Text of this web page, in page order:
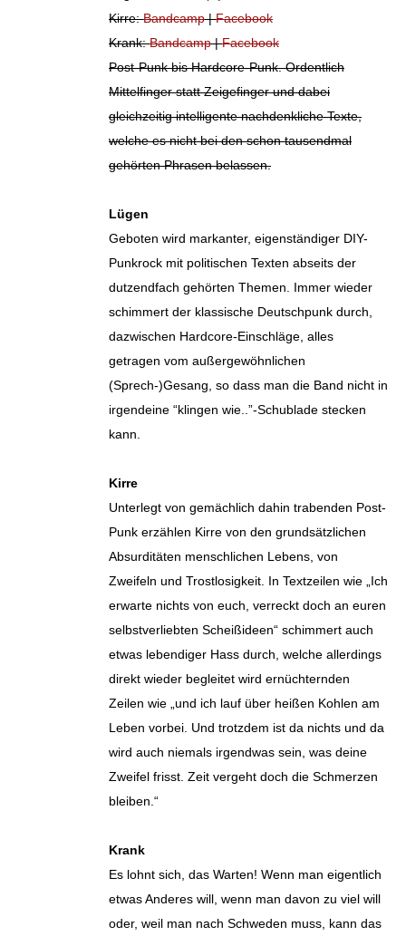
Kirre:Bandcamp|Facebook
Krank:Bandcamp|Facebook
Post-Punk bis Hardcore-Punk. Ordentlich
Mittelfinger statt Zeigefinger und dabei
gleichzeitig intelligente nachdenkliche Texte,
welche es nicht bei den schon tausendmal
gehörten Phrasen belassen.
Lügen
Geboten wird markanter, eigenständiger DIY-
Punkrock mit politischen Texten abseits der
dutzendfach gehörten Themen. Immer wieder
schimmert der klassische Deutschpunk durch,
dazwischen Hardcore-Einschläge, alles
getragen vom außergewöhnlichen
(Sprech-)Gesang, so dass man die Band nicht in
irgendeine “klingen wie..”-Schublade stecken
kann.
Kirre
Unterlegt von gemächlich dahin trabenden Post-
Punk erzählen Kirre von den grundsätzlichen
Absurditäten menschlichen Lebens, von
Zweifeln und Trostlosigkeit. In Textzeilen wie „Ich
erwarte nichts von euch, verreckt doch an euren
selbstverliebten Scheißideen“ schimmert auch
etwas lebendiger Hass durch, welche allerdings
direkt wieder begleitet wird ernüchternden
Zeilen wie „und ich lauf über heißen Kohlen am
Leben vorbei. Und trotzdem ist da nichts und da
wird auch niemals irgendwas sein, was deine
Zweifel frisst. Zeit vergeht doch die Schmerzen
bleiben.“
Krank
Es lohnt sich, das Warten! Wenn man eigentlich
etwas Anderes will, wenn man davon zu viel will
oder, weil man nach Schweden muss, kann das